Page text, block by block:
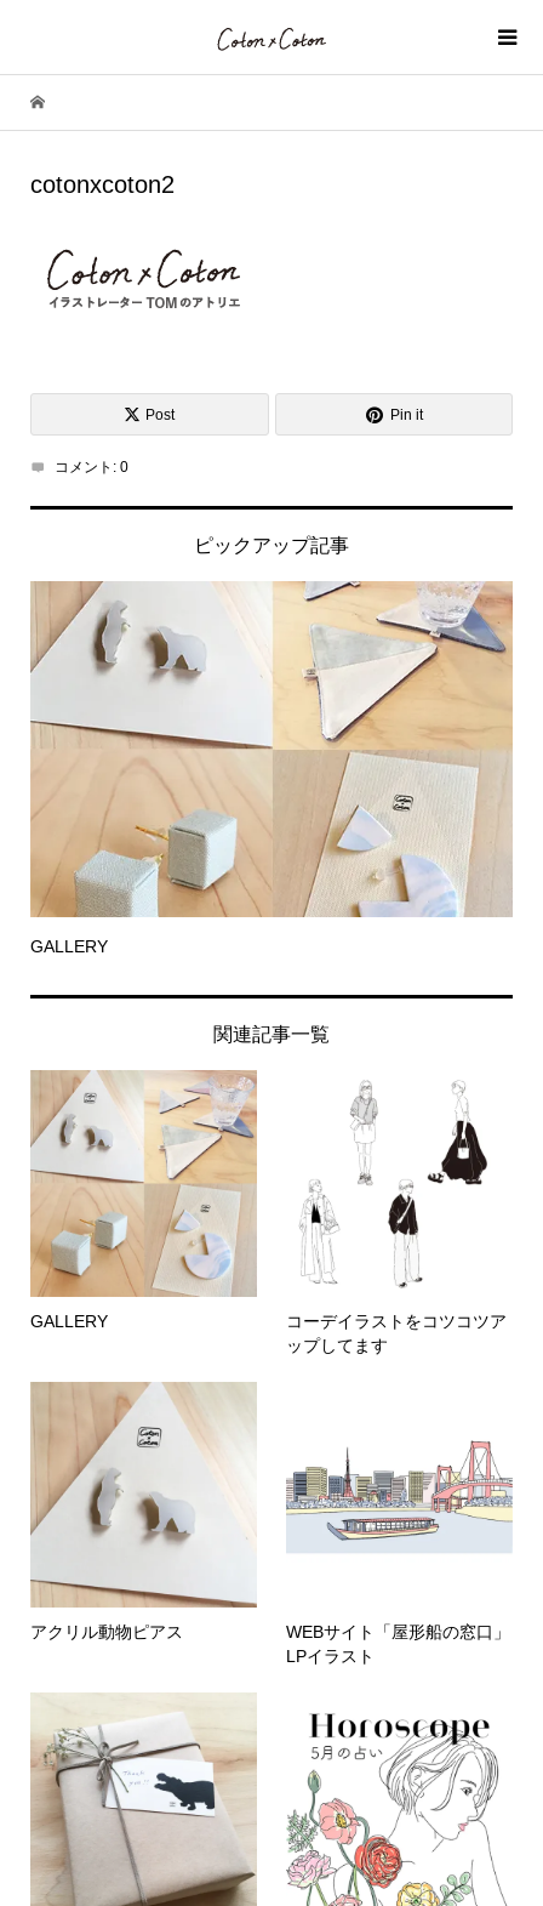
cotonxcoton2
Post Pin it
コメント: 0
ピックアップ記事
GALLERY
関連記事一覧
GALLERY
コーデイラストをコツコツア
ップしてます
アクリル動物ピアス
WEBサイト「屋形船の窓口」
LPイラスト